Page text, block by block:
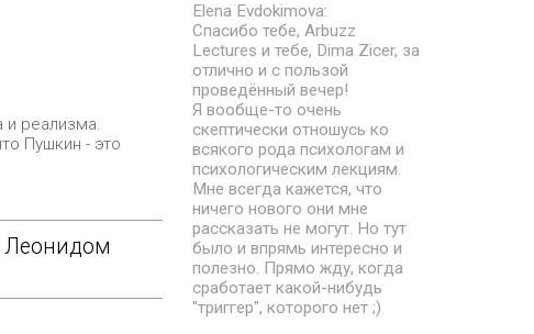
и реализма.
Пушкин - это
Леонидом
Elena Evdokimovа:
Спасибо тебе, Arbuzz
Lectures и тебе, Dima Zicer, за
отлично и с пользой
проведённый вечер!
Я вообще-то очень
скептически отношусь ко
всякого рода психологам и
психологическим лекциям.
Мне всегда кажется, что
ничего нового они мне
рассказать не могут. Но тут
было и впрямь интересно и
полезно. Прямо жду, когда
сработает какой-нибудь
"триггер", которого нет ;)